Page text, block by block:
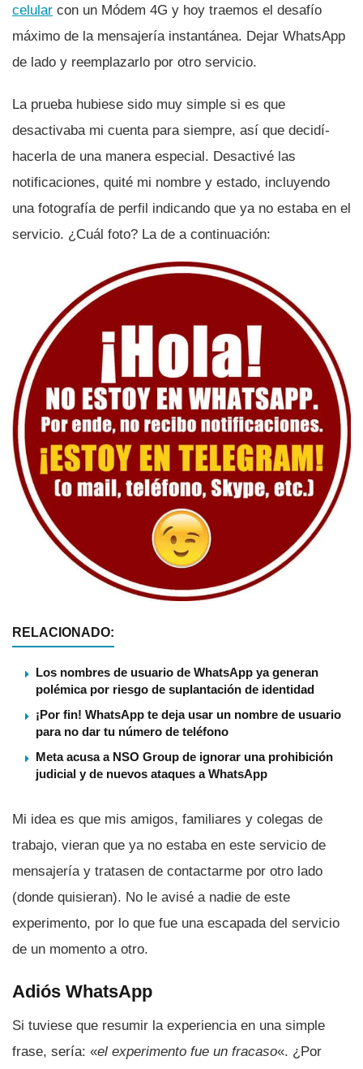
celular con un Módem 4G y hoy traemos el desafí­o
máximo de la mensajerí­a instantánea. Dejar WhatsApp
de lado y reemplazarlo por otro servicio.
La prueba hubiese sido muy simple si es que
desactivaba mi cuenta para siempre, así­ que decidí­
hacerla de una manera especial. Desactivé las
notificaciones, quité mi nombre y estado, incluyendo
una fotografí­a de perfil indicando que ya no estaba en el
servicio. ¿Cuál foto? La de a continuación:
RELACIONADO:
Los nombres de usuario de WhatsApp ya generan
polémica por riesgo de suplantación de identidad
¡Por fin! WhatsApp te deja usar un nombre de usuario
para no dar tu número de teléfono
Meta acusa a NSO Group de ignorar una prohibición
judicial y de nuevos ataques a WhatsApp
Mi idea es que mis amigos, familiares y colegas de
trabajo, vieran que ya no estaba en este servicio de
mensajerí­a y tratasen de contactarme por otro lado
(donde quisieran). No le avisé a nadie de este
experimento, por lo que fue una escapada del servicio
de un momento a otro.
Adiós WhatsApp
Si tuviese que resumir la experiencia en una simple
frase, serí­a: «el experimento fue un fracaso«. ¿Por